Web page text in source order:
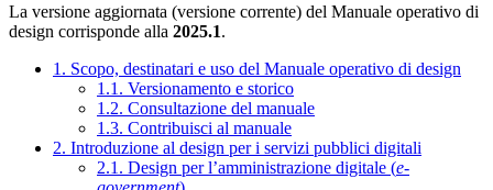
La versione aggiornata (versione corrente) del Manuale operativo di
design corrisponde alla 2025.1.
1. Scopo, destinatari e uso del Manuale operativo di design
1.1. Versionamento e storico
1.2. Consultazione del manuale
1.3. Contribuisci al manuale
2. Introduzione al design per i servizi pubblici digitali
2.1. Design per l’amministrazione digitale (e-